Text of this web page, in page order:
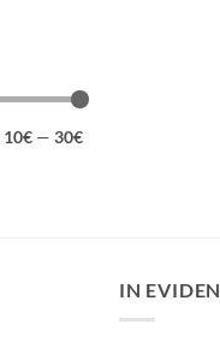
10€ — 30€
IN